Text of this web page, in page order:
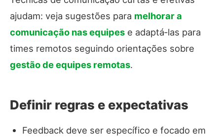
ajudam: veja sugestões para melhorar a
comunicação nas equipes e adaptá‑las para
times remotos seguindo orientações sobre
gestão de equipes remotas.
Definir regras e expectativas
Feedback deve ser específico e focado em